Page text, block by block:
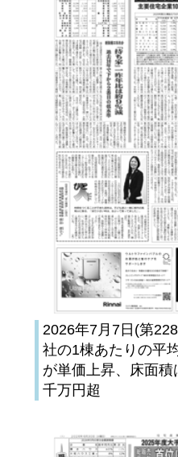
2026年7月7日(第
社の1棟あたりの平
が単価上昇、床面
千万円超